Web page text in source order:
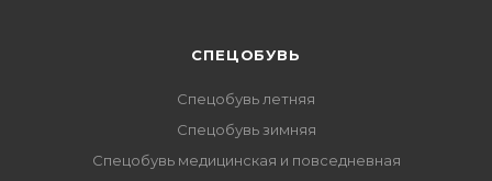
CПЕЦОБУВЬ
Спецобувь летняя
Спецобувь зимняя
Спецобувь медицинская и повседневная